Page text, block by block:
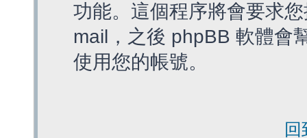
功能。這個程序將會要求
mail，之後 phpBB 軟體會
使用您的帳號。